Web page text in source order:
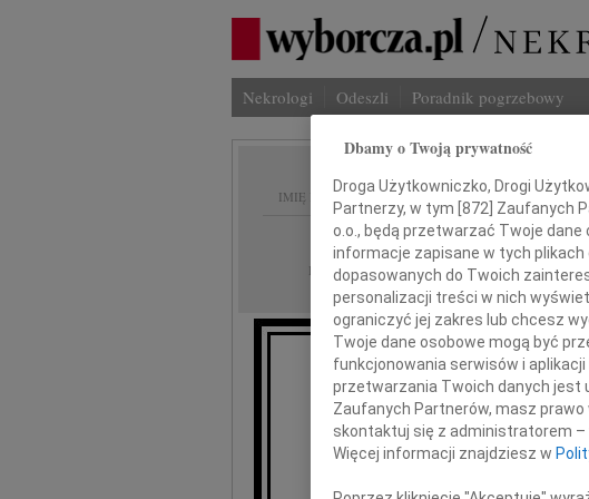
Nekrologi Odeszli Poradnik pogrzebowy
IMIĘ I NAZWISKO:
REGION: Gdańsk
DATA EMISJI: 01.07.2026
Łącząc się w
przekazuję wyrazy
oraz słowa
Dbamy o Twoją prywatność
Droga Użytkowniczko, Drogi
Partnerzy, w tym [872] Zaufanych
o.o., będą przetwarzać Twoje dane
informacje zapisane w tych
dopasowanych do Twoich
personalizacji treści w nich
ograniczyć jej zakres lub chcesz
Twoje dane osobowe mogą być
funkcjonowania serwisów i
przetwarzania Twoich danych jest
Zaufanych Partnerów, masz
skontaktuj się z administratorem –
Więcej informacji znajdziesz w